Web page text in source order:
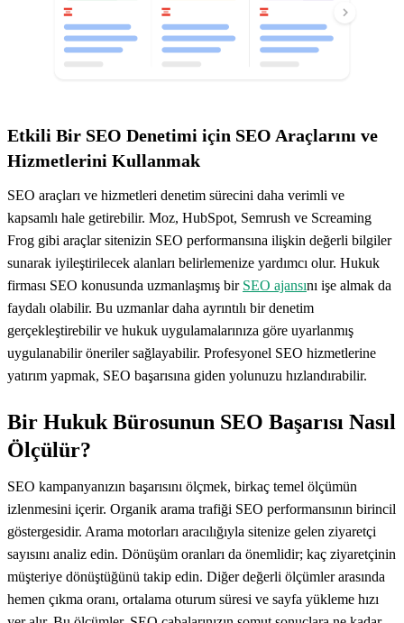
Etkili Bir SEO Denetimi için SEO Araçlarını ve
Hizmetlerini Kullanmak
SEO araçları ve hizmetleri denetim sürecini daha verimli ve
kapsamlı hale getirebilir. Moz, HubSpot, Semrush ve Screaming
Frog gibi araçlar sitenizin SEO performansına ilişkin değerli bilgiler
sunarak iyileştirilecek alanları belirlemenize yardımcı olur. Hukuk
firması SEO konusunda uzmanlaşmış bir SEO ajansını işe almak da
faydalı olabilir. Bu uzmanlar daha ayrıntılı bir denetim
gerçekleştirebilir ve hukuk uygulamalarınıza göre uyarlanmış
uygulanabilir öneriler sağlayabilir. Profesyonel SEO hizmetlerine
yatırım yapmak, SEO başarısına giden yolunuzu hızlandırabilir.
Bir Hukuk Bürosunun SEO Başarısı Nasıl
Ölçülür?
SEO kampanyanızın başarısını ölçmek, birkaç temel ölçümün
izlenmesini içerir. Organik arama trafiği SEO performansının birincil
göstergesidir. Arama motorları aracılığıyla sitenize gelen ziyaretçi
sayısını analiz edin. Dönüşüm oranları da önemlidir; kaç ziyaretçinin
müşteriye dönüştüğünü takip edin. Diğer değerli ölçümler arasında
hemen çıkma oranı, ortalama oturum süresi ve sayfa yükleme hızı